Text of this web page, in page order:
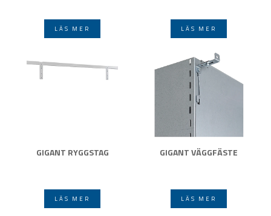
LÄS MER LÄS MER
GIGANT RYGGSTAG
LÄS MER
GIGANT VÄGGFÄSTE
LÄS MER